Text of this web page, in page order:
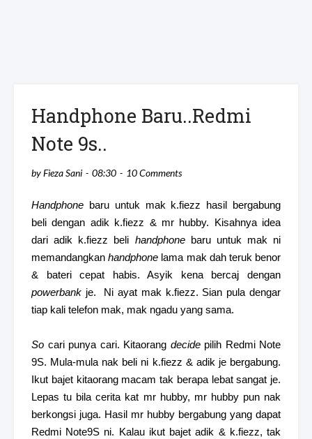
Handphone Baru..Redmi
Note 9s..
byFieza Sani 08:30 10 Comments
Handphone baru untuk mak k.fiezz hasil bergabung
beli dengan adik k.fiezz & mr hubby. Kisahnya idea
dari adik k.fiezz beli handphonebaru untuk mak ni
memandangkanhandphone lama mak dah teruk benor
& bateri cepat habis. Asyik kena bercaj dengan
powerbank je. Ni ayat mak k.fiezz. Sian pula dengar
tiap kali telefon mak, mak ngadu yang sama.
So cari punya cari. Kitaorang decidepilih Redmi Note
9S. Mula-mula nak beli ni k.fiezz & adik je bergabung.
Ikut bajet kitaorang macam tak berapa lebat sangat je.
Lepas tu bila cerita kat mr hubby, mr hubby pun nak
berkongsi juga. Hasil mr hubby bergabung yang dapat
Redmi Note9S ni. Kalau ikut bajet adik & k.fiezz, tak